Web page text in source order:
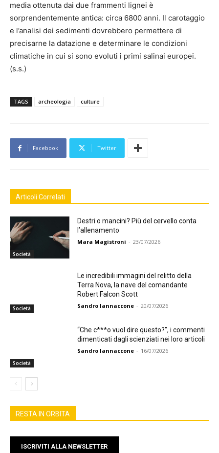
media ottenuta dai due frammenti lignei è
sorprendentemente antica: circa 6800 anni. Il carotaggio
e l’analisi dei sedimenti dovrebbero permettere di
precisarne la datazione e determinare le condizioni
climatiche in cui si sono evoluti i primi salinai europei.
(s.s.)
TAGS archeologia culture
Facebook Twitter
Articoli Correlati
Società
Destri o mancini? Più del cervello conta
l’allenamento
Mara Magistroni - 23/07/2026
Società
Le incredibili immagini del relitto della
Terra Nova, la nave del comandante
Robert Falcon Scott
Sandro Iannaccone - 20/07/2026
Società
“Che c***o vuol dire questo?”, i commenti
dimenticati dagli scienziati nei loro articoli
Sandro Iannaccone - 16/07/2026
RESTA IN ORBITA
ISCRIVITI ALLA NEWSLETTER